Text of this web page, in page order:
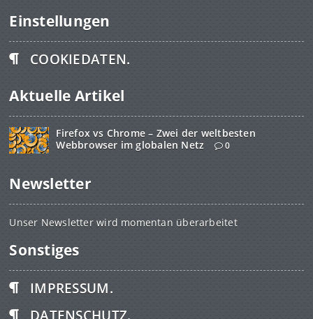
Einstellungen
COOKIEDATEN.
Aktuelle Artikel
Firefox vs Chrome – Zwei der weltbesten
Webbrowser im globalen Netz
0
Newsletter
Unser Newsletter wird momentan überarbeitet
Sonstiges
IMPRESSUM.
DATENSCHUTZ.